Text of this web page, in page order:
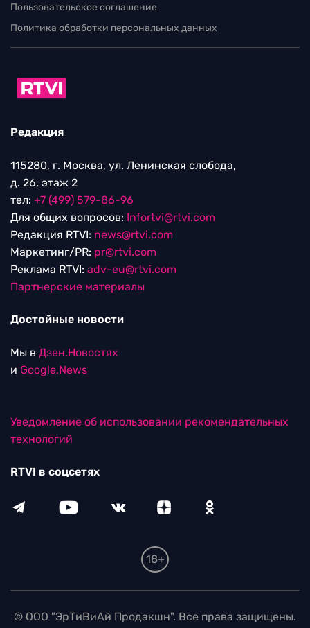
Пользовательское соглашение
Политика обработки персональных данных
Редакция
115280, г. Москва, ул. Ленинская слобода,
д. 26, этаж 2
тел: +7 (499) 579-86-96
Для общих вопросов: Infortvi@rtvi.com
Редакция RTVI: news@rtvi.com
Маркетинг/PR: pr@rtvi.com
Реклама RTVI: adv-eu@rtvi.com
Партнерские материалы
Достойные новости
Мы в Дзен.Новостях
и Google.News
Уведомление об использовании рекомендательных
технологий
RTVI в соцсетях
18+
© ООО "ЭрТиВиАй Продакшн". Все права защищены.